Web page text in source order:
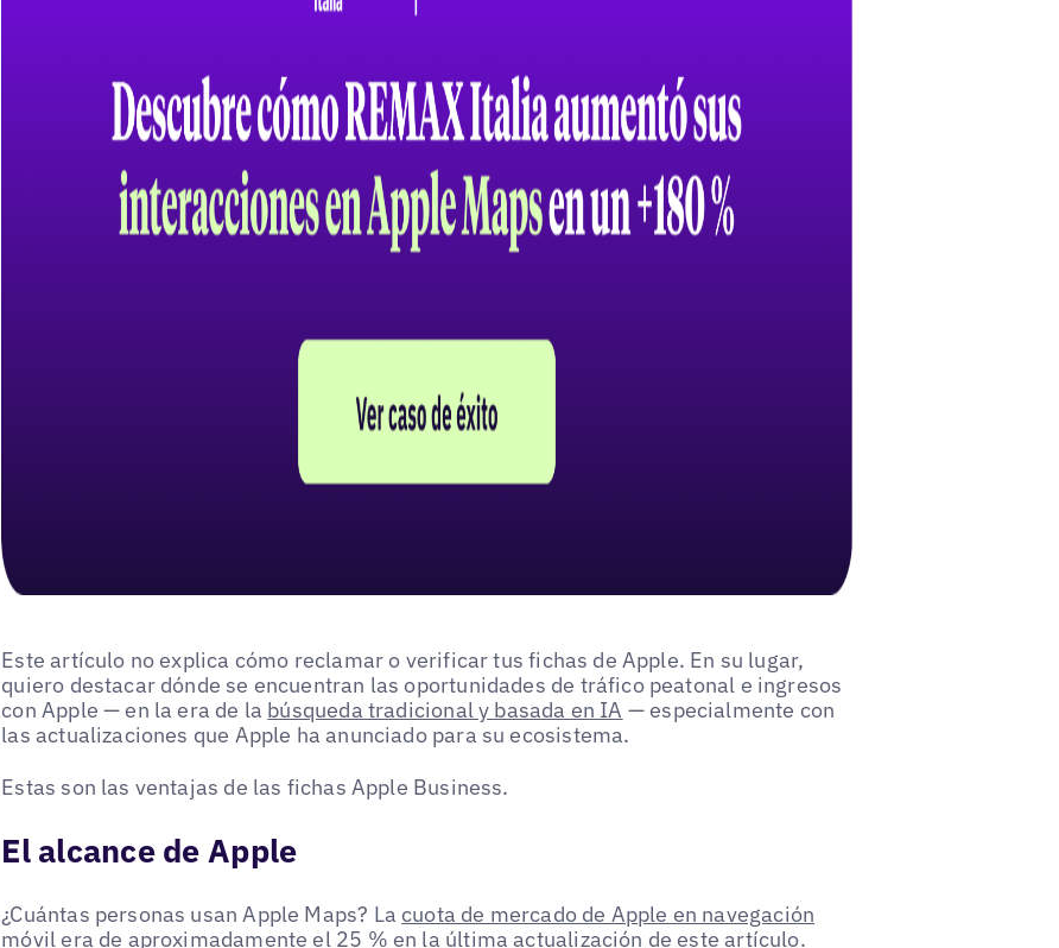
Este artículo no explica cómo reclamar o verificar tus fichas de Apple. En su lugar,
quiero destacar dónde se encuentran las oportunidades de tráfico peatonal e ingresos
con Apple — en la era de la búsqueda tradicional y basada en IA — especialmente con
las actualizaciones que Apple ha anunciado para su ecosistema.
Estas son las ventajas de las fichas Apple Business.
El alcance de Apple
¿Cuántas personas usan Apple Maps? Lacuota de mercado de Apple en navegación
móvil era de aproximadamente el 25 % en la última actualización de este artículo.